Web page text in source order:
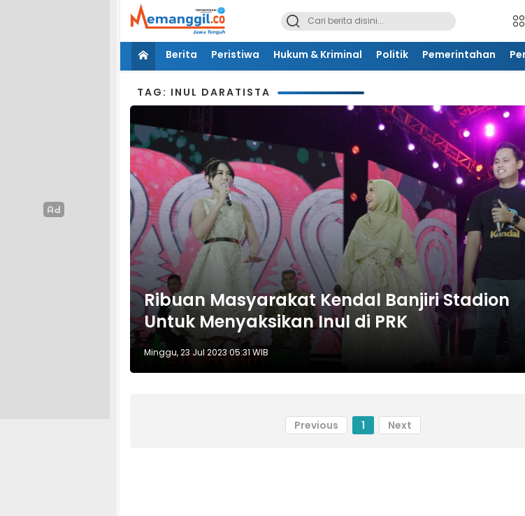
Berita Peristiwa Hukum & Kriminal Politik Pemerintahan
TAG: INUL DARATISTA
Ribuan Masyarakat Kendal Banjiri Stadion
Untuk Menyaksikan Inul di PRK
Minggu, 23 Jul 2023 05:31 WIB
Previous 1 Next